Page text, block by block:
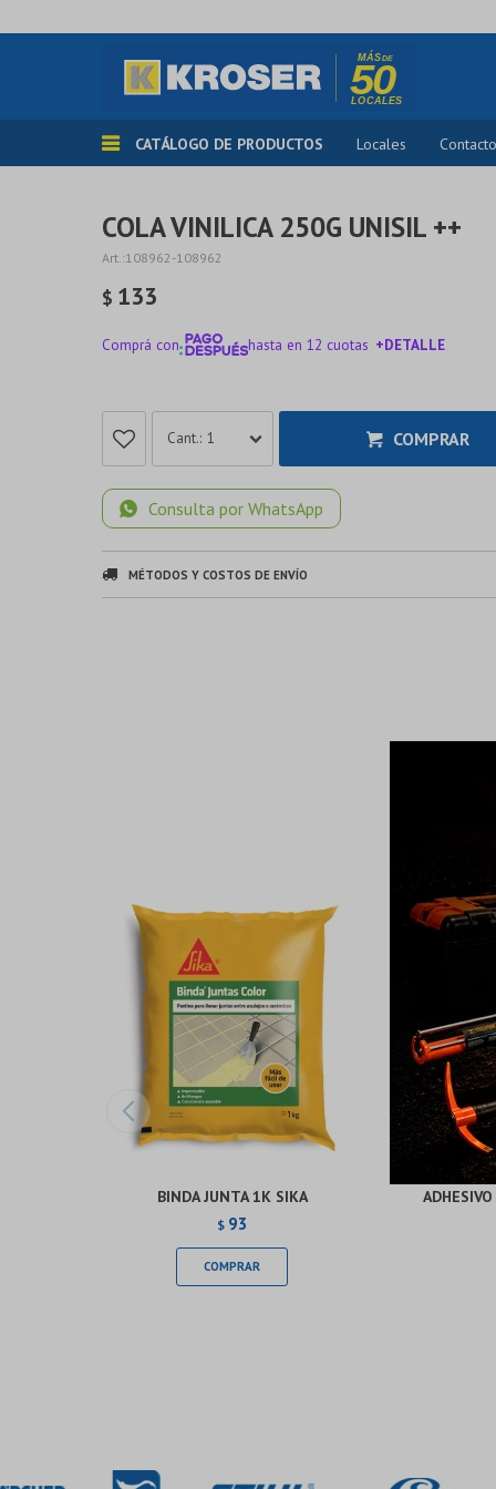
CATÁLOGO DE PRODUCTOS Locales Contacto
COLA VINILICA 250G UNISIL ++
108962-108962
$ 133
Comprá con hasta en 12 cuotas +DETALLE
1 COMPRAR
Consulta por WhatsApp
MÉTODOS Y COSTOS DE ENVÍO
BINDA JUNTA 1K SIKA
$ 93